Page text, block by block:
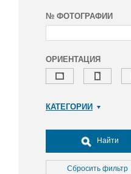
№ ФОТОГРАФИИ
ОРИЕНТАЦИЯ
КАТЕГОРИИ
Досуг, туризм и отдых
Культура
Медицина
Найти
Сбросить фильтр